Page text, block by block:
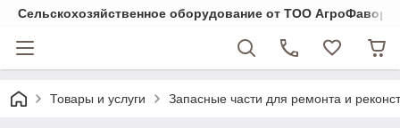
Cельскохозяйственное оборудование от ТОО
Товары и услуги Запасные части для ремонта и